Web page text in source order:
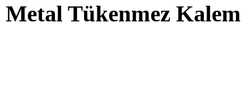
Metal Tükenmez Kalem